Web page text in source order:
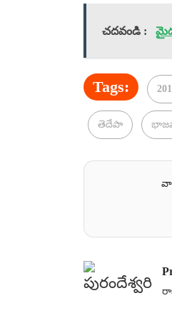
చదవండి :
Tags:
తెదేపా